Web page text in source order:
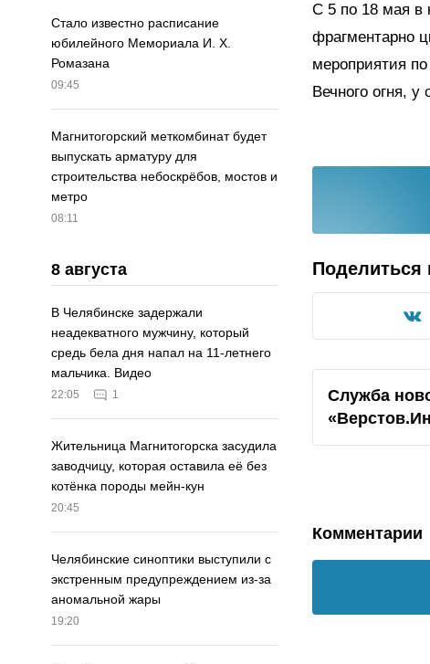
Стало известно расписание
юбилейного Мемориала И. Х.
Ромазана
09:45
Магнитогорский меткомбинат будет
выпускать арматуру для
строительства небоскрёбов, мостов и
метро
08:11
8 августа
В Челябинске задержали
неадекватного мужчину, который
средь бела дня напал на 11-летнего
мальчика. Видео
22:05 1
Жительница Магнитогорска засудила
заводчицу, которая оставила её без
котёнка породы мейн-кун
20:45
Челябинские синоптики выступили с
экстренным предупреждением из-за
аномальной жары
19:20
С 5 по 18 мая в
фрагментарно
мероприятия
Вечного огня,
Поделиться
Служба
Комментарии